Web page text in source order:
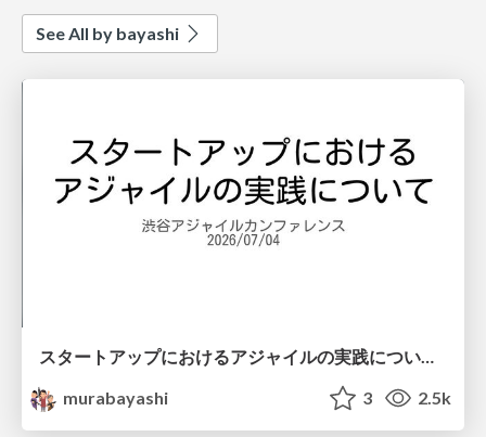
See All by bayashi
スタートアップにおけるアジャイルの実践について #shibuyagile
murabayashi
3 2.5k